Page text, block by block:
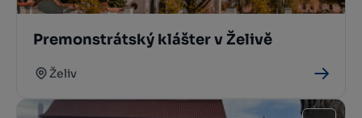
Premonstrátský klášter v Želivě
Želiv